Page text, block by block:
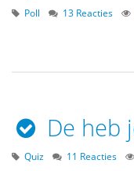
Poll 13 Reacties
De heb
Quiz 11 Reacties